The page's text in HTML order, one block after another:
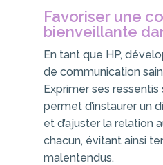
Favoriser une
bienveillante
En tant que HP,
de communication
Exprimer ses ressentis
permet d’instaurer un
et d’ajuster la relation
chacun, évitant ainsi
malentendus.